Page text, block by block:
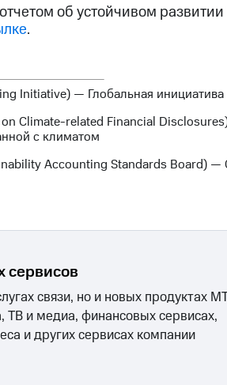
об устойчивом
.
Initiative) — Глобальная инициатива
Climate-related Financial
с климатом
Accounting Standards Board) —
сервисов
связи, но и новых продуктах
и медиа, финансовых сервисах,
и других сервисах компании